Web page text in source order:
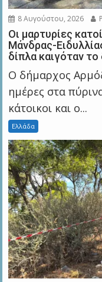
8 Αυγούστου, 2026
Οι μαρτυρίες
Μάνδρας-
δίπλα καιγόταν το
Ο δήμαρχος
ημέρες στα
κάτοικοι και ο...
Ελλάδα